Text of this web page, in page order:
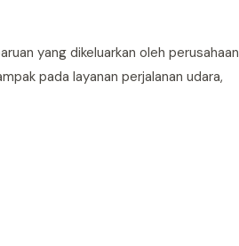
yang dikeluarkan oleh perusahaan
pada layanan perjalanan udara,